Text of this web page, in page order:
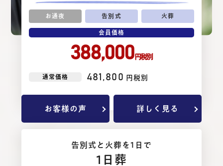
お通夜 告別式 火葬
会員価格
388,000円税別
通常価格 481,800 円税別
お客様の声 詳しく見る
告別式と⽕葬を1⽇で
1日葬